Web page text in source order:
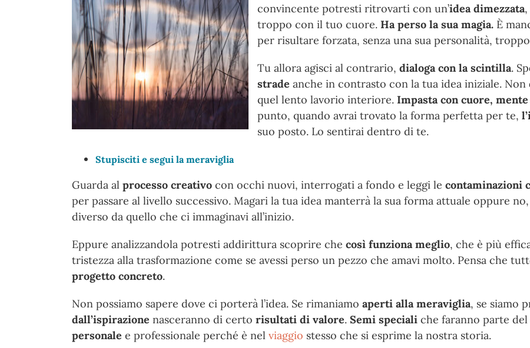
convincente potresti ritrovarti con un’idea dimezzata
troppo con il tuo cuore. Ha perso la sua magia. È
per risultare forzata, senza una sua personalità,
Tu allora agisci al contrario, dialoga con la scintilla.
strade anche in contrasto con la tua idea iniziale.
quel lento lavorio interiore. Impasta con cuore,
punto, quando avrai trovato la forma perfetta per te,
suo posto. Lo sentirai dentro di te.
Stupisciti e segui la meraviglia
Guarda al processo creativo con occhi nuovi, interrogati a fondo e leggi le contaminazioni
per passare al livello successivo. Magari la tua idea manterrà la sua forma attuale oppure
diverso da quello che ci immaginavi all’inizio.
Eppure analizzandola potresti addirittura scoprire che così funziona meglio, che è più
tristezza alla trasformazione come se avessi perso un pezzo che amavi molto. Pensa che
progetto concreto.
Non possiamo sapere dove ci porterà l’idea. Se rimaniamo aperti alla meraviglia, se siamo
dall’ispirazione nasceranno di certo risultati di valore. Semi speciali che faranno parte
personale e professionale perché è nel viaggio stesso che si esprime la nostra storia.